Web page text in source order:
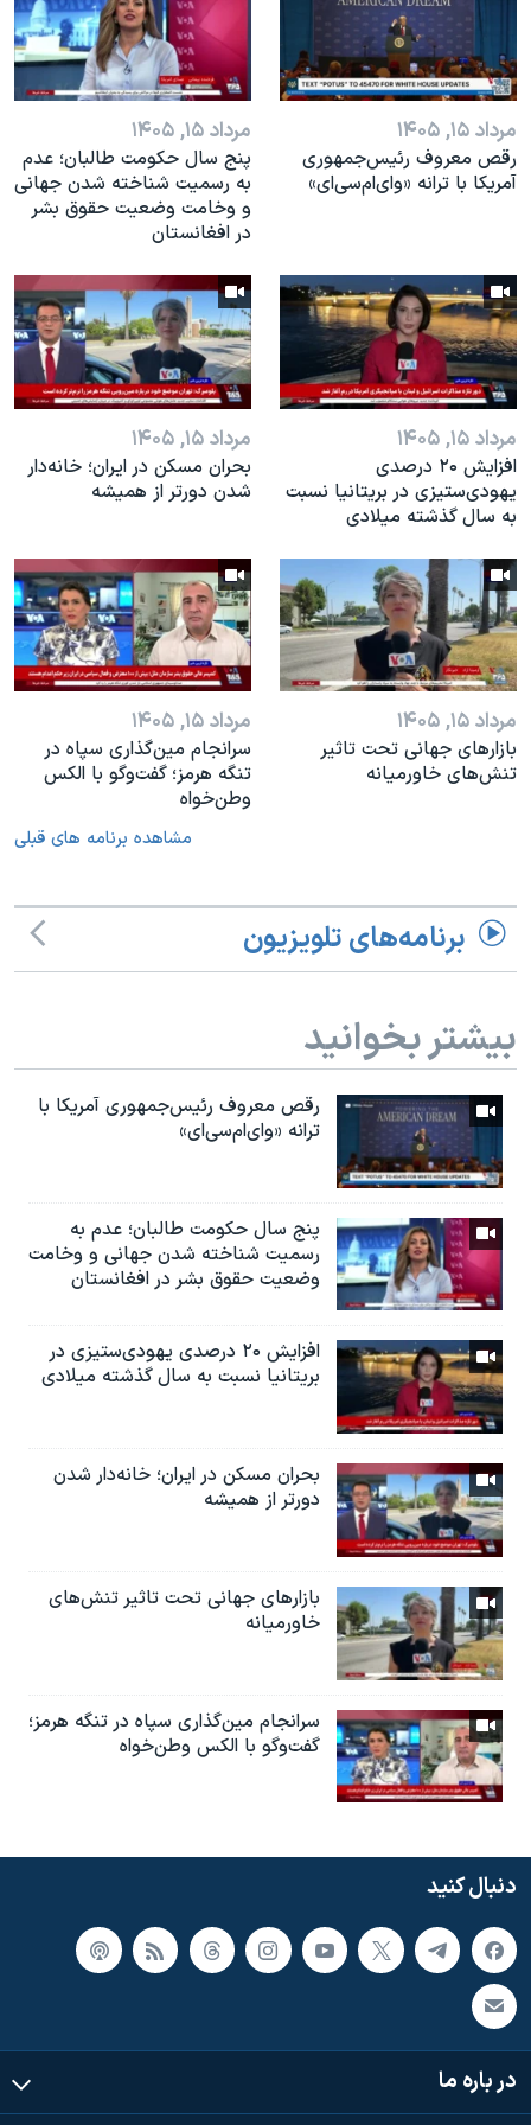
نرگس محمدی برنده جایزه نوبل صلح
همایش محافظه‌کاران آمریکا «سی‌پک»
صفحه‌های ویژه
سفر پرزیدنت ترامپ به چین
مرداد ۱۵, ۱۴۰۵
رقص معروف رئیس‌جمهوری
آمریکا با ترانه «وای‌ام‌سی‌ای»
مرداد ۱۵, ۱۴۰۵
پنج سال حکومت طالبان؛ عدم
به رسمیت شناخته شدن جهانی
و وخامت وضعیت حقوق بشر
در افغانستان
مرداد ۱۵, ۱۴۰۵
افزایش ۲۰ درصدی
یهودی‌ستیزی در بریتانیا نسبت
به سال گذشته میلادی
مرداد ۱۵, ۱۴۰۵
بحران مسکن در ایران؛ خانه‌دار
شدن دورتر از همیشه
مرداد ۱۵, ۱۴۰۵
بازارهای جهانی تحت تاثیر
تنش‌های خاورمیانه
مرداد ۱۵, ۱۴۰۵
سرانجام مین‌گذاری‌ سپاه در
تنگه هرمز؛ گفت‌وگو با الکس
وطن‌خواه
مشاهده برنامه های قبلی
برنامه‌های تلویزیون
بیشتر بخوانید
رقص معروف رئیس‌جمهوری آمریکا با
ترانه «وای‌ام‌سی‌ای»
پنج سال حکومت طالبان؛ عدم به
رسمیت شناخته شدن جهانی و وخامت
وضعیت حقوق بشر در افغانستان
افزایش ۲۰ درصدی یهودی‌ستیزی در
بریتانیا نسبت به سال گذشته میلادی
بحران مسکن در ایران؛ خانه‌دار شدن
دورتر از همیشه
بازارهای جهانی تحت تاثیر تنش‌های
خاورمیانه
سرانجام مین‌گذاری‌ سپاه در تنگه هرمز؛
گفت‌وگو با الکس وطن‌خواه
دنبال کنید
در باره ما